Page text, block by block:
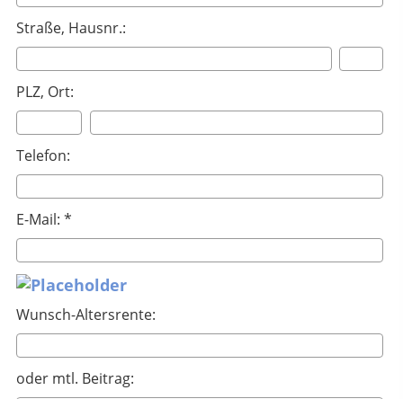
Straße, Hausnr.:
PLZ, Ort:
Telefon:
E-Mail: *
Wunsch-Altersrente:
oder mtl. Beitrag: